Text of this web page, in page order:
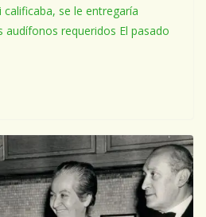
se le entregaría
requeridos El pasado